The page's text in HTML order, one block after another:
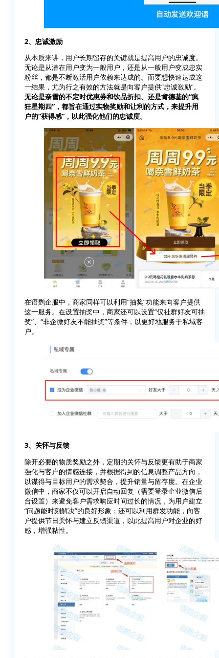
2、忠诚激励
从本质来讲，用户长期留存的关键就是提高用户的忠诚度。
无论是从潜在用户变为一般用户，还是从一般用户变成忠实
粉丝，都是不断激活用户依赖来达成的。而要想快速达成这
一结果，尤为行之有效的方法就是向客户提供“忠诚激励”。
无论是奈雪的不定时优惠券和饮品折扣、还是肯德基的“疯
狂星期四”，都旨在通过实物奖励和让利的方式，来提升用
户的“获得感”，以此强化他们的忠诚度。
在语鹦企服中，商家同样可以利用“抽奖”功能来向客户提供
这一服务。在设置抽奖中，商家还可以设置“仅社群好友可抽
奖”、“非企微好友不能抽奖”等条件，以更好地服务于私域客
户。
3、关怀与反馈
除开必要的物质奖励之外，定期的关怀与反馈更有助于商家
强化与客户的情感连接，并根据得到的信息调整产品方向，
以谋得与目标用户的需求契合，提升销量与留存度。在企业
微信中，商家不仅可以开启自动回复（需要登录企业微信后
台设置）来避免客户需求响应时间过长的情况，为用户建立
“问题能时刻解决”的良好形象；还可以利用群发功能，向客
户提供节日关怀与建立反馈渠道，以此提高用户对企业的好
感，增强粘性。